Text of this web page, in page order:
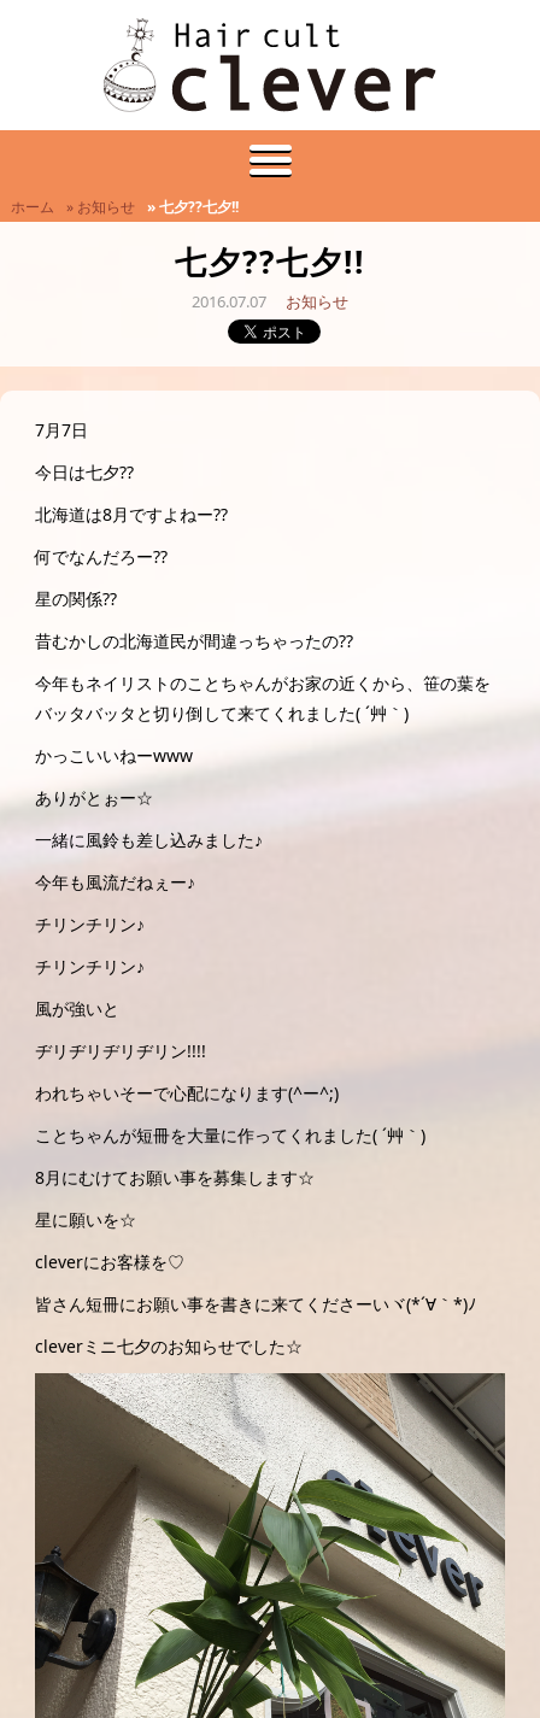
ホーム » お知らせ » 七夕??七夕!!
七夕??七夕!!
2016.07.07 お知らせ
7月7日
今日は七夕??
北海道は8月ですよねー??
何でなんだろー??
星の関係??
昔むかしの北海道民が間違っちゃったの??
今年もネイリストのことちゃんがお家の近くから、笹の葉を
バッタバッタと切り倒して来てくれました( ´艸｀)
かっこいいねーwww
ありがとぉー☆
一緒に風鈴も差し込みました♪
今年も風流だねぇー♪
チリンチリン♪
チリンチリン♪
風が強いと
ヂリヂリヂリヂリン!!!!
われちゃいそーで心配になります(^ー^;)
ことちゃんが短冊を大量に作ってくれました( ´艸｀)
8月にむけてお願い事を募集します☆
星に願いを☆
cleverにお客様を♡
皆さん短冊にお願い事を書きに来てくださーいヾ(*´∀｀*)ﾉ
cleverミニ七夕のお知らせでした☆